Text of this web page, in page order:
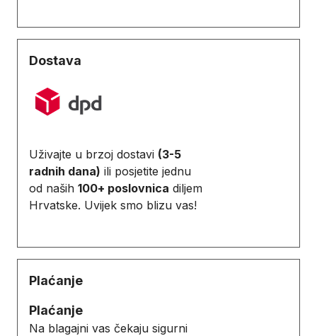
Dostava
Uživajte u brzoj dostavi (3-5
radnih dana) ili posjetite jednu
od naših 100+ poslovnica diljem
Hrvatske. Uvijek smo blizu vas!
Plaćanje
Plaćanje
Na blagajni vas čekaju sigurni